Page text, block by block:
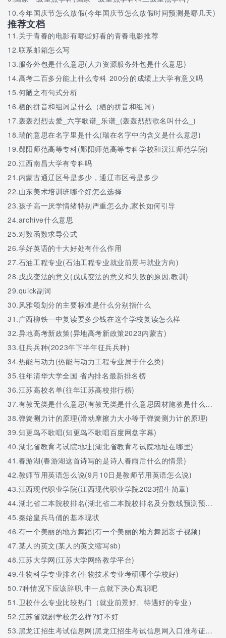
四川省简阳中学物理实验室
四川省简阳中学西校区小公园
四川省简阳中学西校区小公园风光
四川省简阳中学西校区小公园风光2
四川省简阳中学校园风貌
四川省简阳中学校园建筑
四川省简阳中学校园全景图
四川省简阳中学校园速写
四川省简阳中学校园速写2
四川省简阳中学校园通材路
四川省简阳中学校园一角
四川省简阳中学新校门
四川省简阳中学新校区鸟瞰图
四川省简阳中学宿舍环境
四川省简阳中学学生寝室2
四川省简阳中学学生宿舍
四川省简阳中学学生宿舍2
四川省简阳中学游泳馆
四川省简阳中学阅览室
四川省简阳中学运动场
10.今年国庆节怎么放假(今年国庆节怎么放假时间预测是哪几天)
推荐文档
11.关于青春的电影有哪些好看的青春电影推荐
12.联系邮箱怎么写
13.服务外包是什么意思(人力资源服务外包是什么意思)
14.高考二百多分能上什么专科 200分的成绩上大学有意义吗
15.何陋之有句式分析
16.栖的拼音和组词是什么（栖的拼音和组词）
17.轰轰烈烈去爱_六字歌谱_乐谱_(轰轰烈烈歌名叫什么_)
18.瑞的意思在名字里是什么(瑞在名字中的含义是什么意思)
19.郧阳师范高等专科(郧阳师范高等专科学校和汉江师范学院)
20.江西南昌大学有专科吗
21.内蒙古通辽区号是多少，通辽市区号是多少
22.山东美术培训班哪个好怎么选择
23.孩子高一厌学情绪特别严重怎么办,家长如何引导
24.archive什么意思
25.对数函数求导公式
26.学好英语的十大好处有什么作用
27.石油工程专业(石油工程专业就业前景与就业方向)
28. 戊戌变法的意义(戊戌变法的意义和失败的原因,教训)
29.quick副词
30. 风雅颂划分的主要标准是什么分别指什么
31. 广西柳铁一中复读要多少钱在这个学校复读怎么样
32.异地高考新政策(异地高考新政策2023内蒙古)
33.征兵兵种(2023年下半年征兵兵种)
34.热能与动力(热能与动力工程专业属于什么类)
35.往年清华大学全国 省内排名最新排名榜
36.江苏高校名单(往年江苏高校排行榜)
37.有教无类是什么意思(有教无类是什么意思因材施教是什么意思)
38.弹簧测力计的原理(滑动摩擦力大小等于弹簧测力计的原理)
39.知更鸟不歌唱(知更鸟不歌唱百度网盘字幕)
40.湖北省教育考试院地址(湖北省教育考试院地址在哪里)
41.春游湖(春游湖这首诗写的是诗人春雨后什么的情景)
42.教师节用英语怎么说(9月10日是教师节用英语怎么说)
43.江西现代职业学院(江西现代职业学院2023招生简章)
44.湖北省二本院校排名(湖北省二本院校排名及分数线预测预测文科)
45.秦始皇兵马俑的基本现状
46.有一个美丽的地方舞蹈(有一个美丽的地方舞蹈寨子视频)
47.某人的英文(某人的英文缩写sb)
48.江苏大学网(江苏大学网络教学平台)
49.生物科学专业排名(生物技术专业考研哪个学校好)
50.7种情况下应该辞职,中一点就下决心离职吧
51.卫校什么专业比较热门（就业前景好、待遇好的专业）
52.江苏省戏剧学校怎么样?好不好
53.黑龙江招生考试信息网(黑龙江招生考试信息网入口准考证打印)